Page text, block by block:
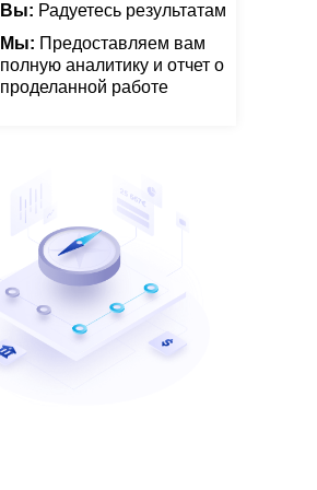
Вы: Радуетесь результатам
Мы: Предоставляем вам
полную аналитику и отчет о
проделанной работе